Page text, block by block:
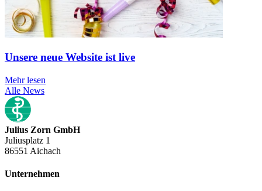
Unsere neue Website ist live
Mehr lesen
Alle News
Julius Zorn GmbH
Juliusplatz 1
86551 Aichach
Unternehmen